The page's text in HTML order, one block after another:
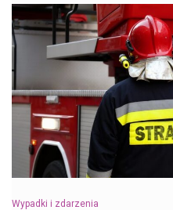
Wypadki i zdarzenia